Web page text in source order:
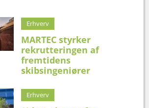
Erhverv
MARTEC styrker
rekrutteringen af
fremtidens
skibsingeniører
Erhverv